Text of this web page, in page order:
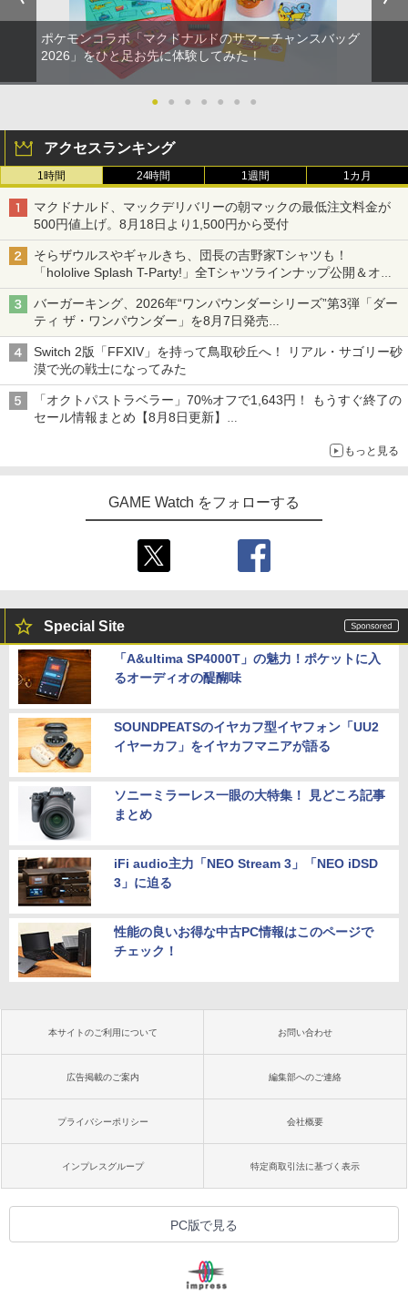
ポケモンコラボ「マクドナルドのサマーチャンスバッグ
2026」をひと足お先に体験してみた！
● ● ● ● ● ● ●
アクセスランキング
1時間 24時間 1週間 1カ月
マクドナルド、マックデリバリーの朝マックの最低注文料金が
500円値上げ。8月18日より1,500円から受付
そらザウルスやギャルきち、団長の吉野家Tシャツも！
「hololive Splash T-Party!」全Tシャツラインナップ公開＆オン
ライン販売開始
バーガーキング、2026年“ワンパウンダーシリーズ”第3弾「ダー
ティ ザ・ワンパウンダー」を8月7日発売
「特製ガーリックマヨソース」を使用した超大型チーズバーガー
Switch 2版「FFXIV」を持って鳥取砂丘へ！ リアル・サゴリー砂
漠で光の戦士になってみた
「オクトパストラベラー」70%オフで1,643円！ もうすぐ終了の
セール情報まとめ【8月8日更新】
もっと見る
GAME Watch をフォローする
Special Site
「A&ultima SP4000T」の魅力！ポケットに入
るオーディオの醍醐味
SOUNDPEATSのイヤカフ型イヤフォン「UU2
イヤーカフ」をイヤカフマニアが語る
ソニーミラーレス一眼の大特集！ 見どころ記事
まとめ
iFi audio主力「NEO Stream 3」「NEO iDSD
3」に迫る
性能の良いお得な中古PC情報はこのページで
チェック！
本サイトのご利用について お問い合わせ
広告掲載のご案内 編集部へのご連絡
プライバシーポリシー 会社概要
インプレスグループ 特定商取引法に基づく表示
PC版で見る